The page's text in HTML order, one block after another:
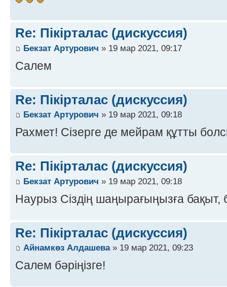
Re: Пікірталас (дискуссия)
Бекзат Артурович » 19 мар 2021, 09:17
Салем
Re: Пікірталас (дискуссия)
Бекзат Артурович » 19 мар 2021, 09:18
Рахмет! Сізерге де мейрам құтты
Re: Пікірталас (дискуссия)
Бекзат Артурович » 19 мар 2021, 09:18
Наурыз Сіздің шаңырағыңызға бақыт,
Re: Пікірталас (дискуссия)
Айнамкөз Алдашева» 19 мар 2021, 09:23
Салем бәріңізге!